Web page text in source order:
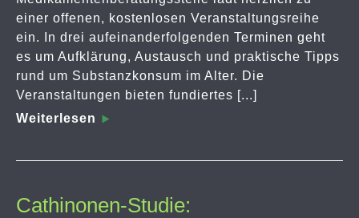
einer offenen, kostenlosen Veranstaltungsreihe
ein. In drei aufeinanderfolgenden Terminen geht
es um Aufklärung, Austausch und praktische Tipps
rund um Substanzkonsum im Alter. Die
Veranstaltungen bieten fundiertes [...]
Weiterlesen
Cathinonen-Studie: